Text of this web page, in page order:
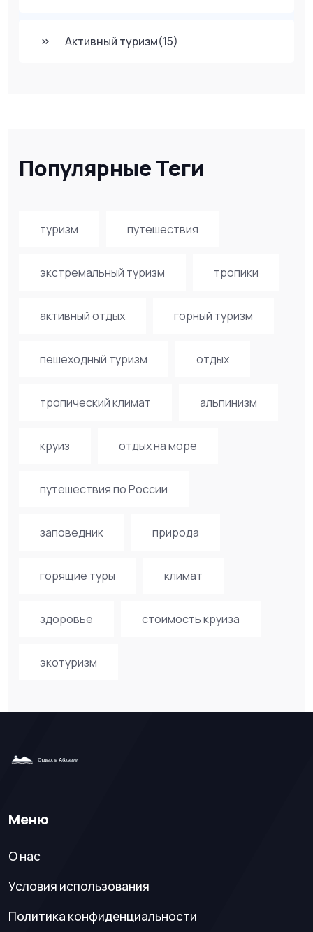
Активный туризм(15)
Популярные Теги
туризм путешествия
экстремальный туризм тропики
активный отдых горный туризм
пешеходный туризм отдых
тропический климат альпинизм
круиз отдых на море
путешествия по России
заповедник природа
горящие туры климат
здоровье стоимость круиза
экотуризм
Меню
О нас
Условия использования
Политика конфиденциальности